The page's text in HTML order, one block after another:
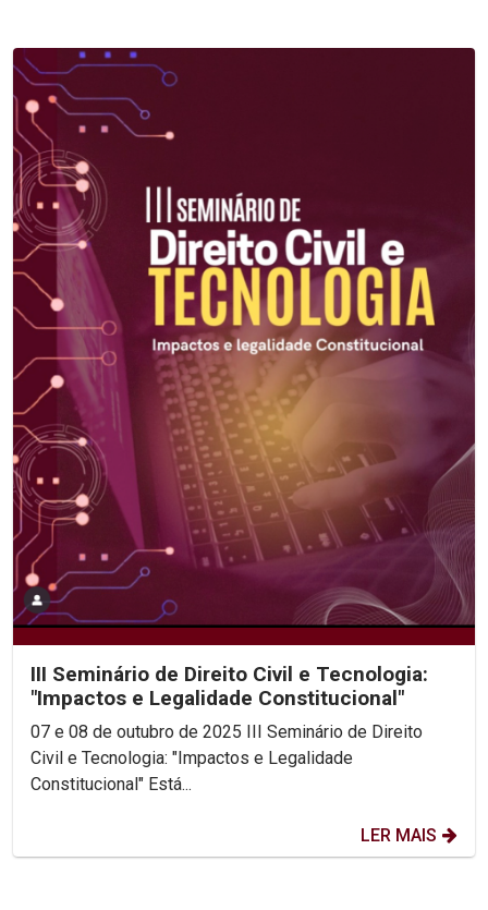
III Seminário de Direito Civil e Tecnologia:
"Impactos e Legalidade Constitucional"
07 e 08 de outubro de 2025 III Seminário de Direito
Civil e Tecnologia: "Impactos e Legalidade
Constitucional" Está...
LER MAIS